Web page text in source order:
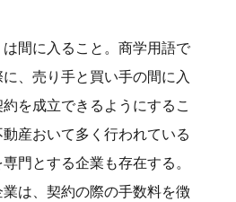
間に入ること。商学用語で
、売り手と買い手の間に入
を成立できるようにするこ
産おいて多く行われている
門とする企業も存在する。
は、契約の際の手数料を徴